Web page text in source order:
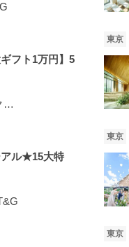
フト1万円】5
ザ ランドマークスクエアオオサカ
ル★15大特
東京
東京
東京